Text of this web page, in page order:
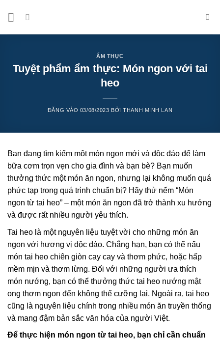
ẨM THỰC
Tuyệt phẩm ẩm thực: Món ngon với tai
heo
ĐĂNG VÀO 03/08/2023 BỞITHANH MINH LAN
Bạn đang tìm kiếm một món ngon mới và độc đáo để làm
bữa cơm trọn vẹn cho gia đình và bạn bè? Bạn muốn
thưởng thức một món ăn ngon, nhưng lại không muốn quá
phức tạp trong quá trình chuẩn bị? Hãy thử nếm “Món
ngon từ tai heo” – một món ăn ngon đã trở thành xu hướng
và được rất nhiều người yêu thích.
Tai heo là một nguyên liệu tuyệt vời cho những món ăn
ngon với hương vị độc đáo. Chẳng hạn, bạn có thể nấu
món tai heo chiên giòn cay cay và thơm phức, hoặc hấp
mềm mịn và thơm lừng. Đối với những người ưa thích
món nướng, bạn có thể thưởng thức tai heo nướng mật
ong thơm ngon đến không thể cưỡng lại. Ngoài ra, tai heo
cũng là nguyên liệu chính trong nhiều món ăn truyền thống
và mang đậm bản sắc văn hóa của người Việt.
Để thực hiện món ngon từ tai heo, bạn chỉ cần chuẩn